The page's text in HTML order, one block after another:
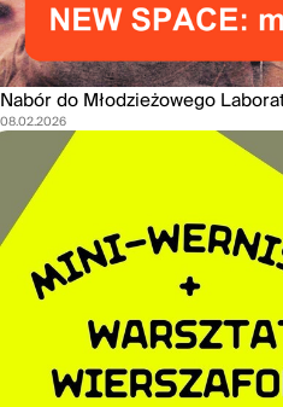
Nabór do Młodzieżowego
08.02.2026